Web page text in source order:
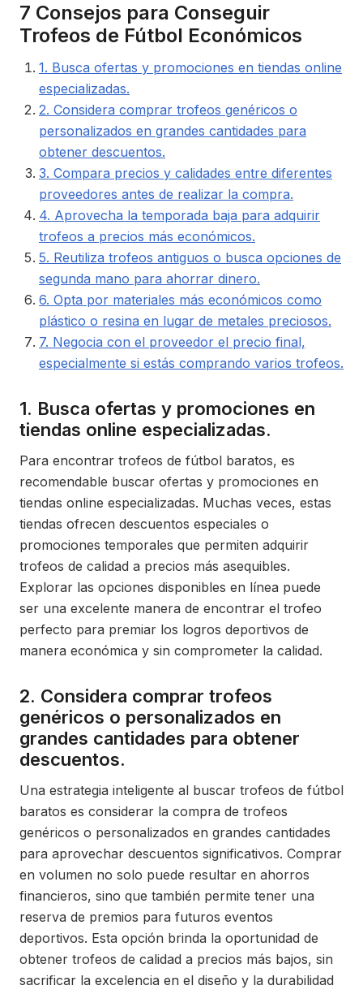
7 Consejos para Conseguir
Trofeos de Fútbol Económicos
1. Busca ofertas y promociones en tiendas online
especializadas.
2. Considera comprar trofeos genéricos o
personalizados en grandes cantidades para
obtener descuentos.
3. Compara precios y calidades entre diferentes
proveedores antes de realizar la compra.
4. Aprovecha la temporada baja para adquirir
trofeos a precios más económicos.
5. Reutiliza trofeos antiguos o busca opciones de
segunda mano para ahorrar dinero.
6. Opta por materiales más económicos como
plástico o resina en lugar de metales preciosos.
7. Negocia con el proveedor el precio final,
especialmente si estás comprando varios trofeos.
1. Busca ofertas y promociones en
tiendas online especializadas.
Para encontrar trofeos de fútbol baratos, es
recomendable buscar ofertas y promociones en
tiendas online especializadas. Muchas veces, estas
tiendas ofrecen descuentos especiales o
promociones temporales que permiten adquirir
trofeos de calidad a precios más asequibles.
Explorar las opciones disponibles en línea puede
ser una excelente manera de encontrar el trofeo
perfecto para premiar los logros deportivos de
manera económica y sin comprometer la calidad.
2. Considera comprar trofeos
genéricos o personalizados en
grandes cantidades para obtener
descuentos.
Una estrategia inteligente al buscar trofeos de fútbol
baratos es considerar la compra de trofeos
genéricos o personalizados en grandes cantidades
para aprovechar descuentos significativos. Comprar
en volumen no solo puede resultar en ahorros
financieros, sino que también permite tener una
reserva de premios para futuros eventos
deportivos. Esta opción brinda la oportunidad de
obtener trofeos de calidad a precios más bajos, sin
sacrificar la excelencia en el diseño y la durabilidad